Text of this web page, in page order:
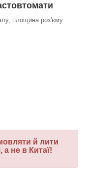
площина роз'єму
й лити
а не в Китаї!